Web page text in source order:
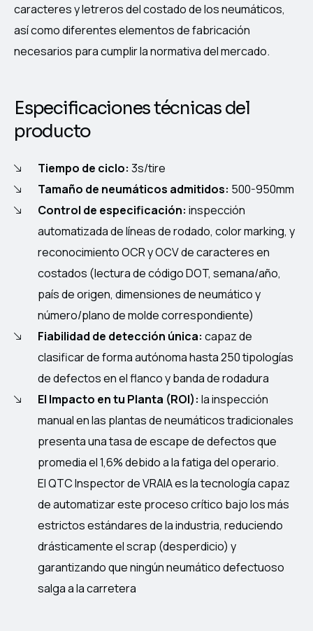
caracteres y letreros del costado de los neumáticos,
así como diferentes elementos de fabricación
necesarios para cumplir la normativa del mercado.
Especificaciones técnicas del
producto
Tiempo de ciclo: 3s/tire
Tamaño de neumáticos admitidos: 500-950mm
Control de especificación: inspección
automatizada de líneas de rodado, color marking, y
reconocimiento OCR y OCV de caracteres en
costados (lectura de código DOT, semana/año,
país de origen, dimensiones de neumático y
número/plano de molde correspondiente)
Fiabilidad de detección única: capaz de
clasificar de forma autónoma hasta 250 tipologías
de defectos en el flanco y banda de rodadura
El Impacto en tu Planta (ROI): la inspección
manual en las plantas de neumáticos tradicionales
presenta una tasa de escape de defectos que
promedia el 1,6% debido a la fatiga del operario.
El QTC Inspector de VRAIA es la tecnología capaz
de automatizar este proceso crítico bajo los más
estrictos estándares de la industria, reduciendo
drásticamente el scrap (desperdicio) y
garantizando que ningún neumático defectuoso
salga a la carretera